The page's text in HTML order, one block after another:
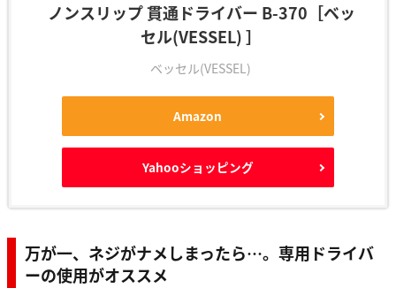
ノンスリップ 貫通ドライバー B-370［ベッ
セル(VESSEL) ］
ベッセル(VESSEL)
Amazon
Yahooショッピング
万が一、ネジがナメしまったら…。専用ドライバ
ーの使用がオススメ